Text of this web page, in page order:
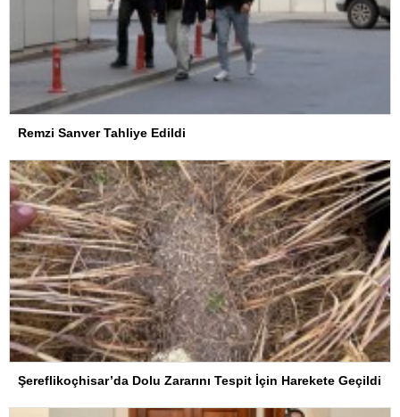
Remzi Sanver Tahliye Edildi
Şereflikoçhisar’da Dolu Zararını Tespit İçin Harekete Geçildi